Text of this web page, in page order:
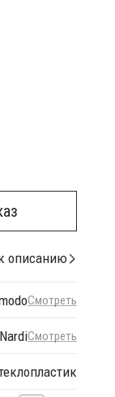
описанию
Смотреть
NardiСмотреть